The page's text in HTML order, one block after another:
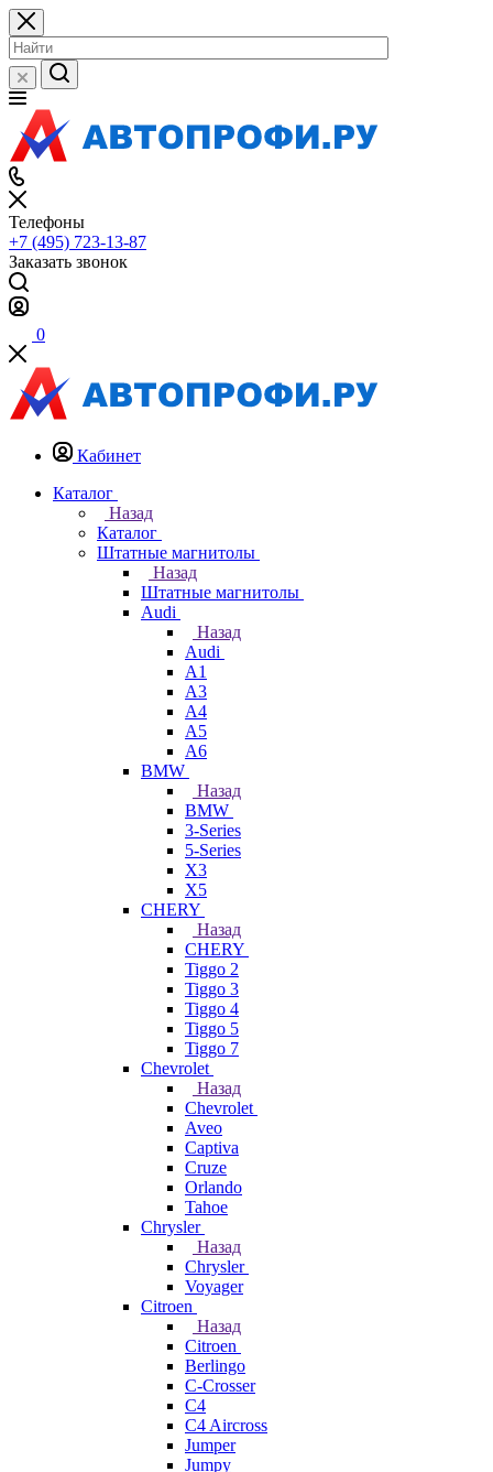
Телефоны
+7 (495) 723-13-87
Заказать звонок
0
Кабинет
Каталог
Назад
Каталог
Штатные магнитолы
Назад
Штатные магнитолы
Audi
Назад
Audi
A1
A3
A4
A5
A6
BMW
Назад
BMW
3-Series
5-Series
X3
X5
CHERY
Назад
CHERY
Tiggo 2
Tiggo 3
Tiggo 4
Tiggo 5
Tiggo 7
Chevrolet
Назад
Chevrolet
Aveo
Captiva
Cruze
Orlando
Tahoe
Chrysler
Назад
Chrysler
Voyager
Citroen
Назад
Citroen
Berlingo
C-Crosser
C4
C4 Aircross
Jumper
Jumpy